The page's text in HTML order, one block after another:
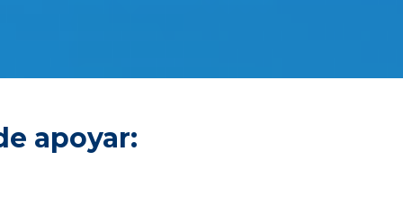
apoyar: